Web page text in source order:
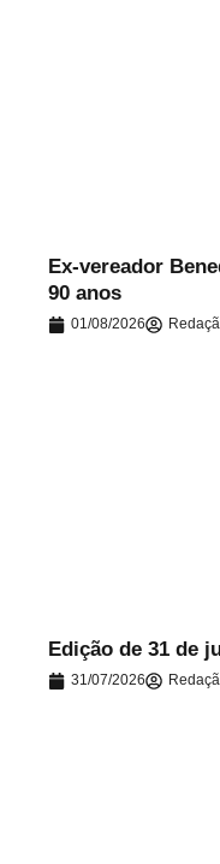
Ex-vereador
90 anos
01/08/2026
Edição de 31 de
31/07/2026